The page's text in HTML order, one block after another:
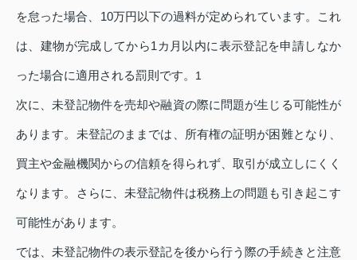
を怠った場合、10万円以下の過料が定められています。これ
は、建物が完成してから1カ月以内に表示登記を申請しなか
った場合に適用される罰則です。 1
次に、未登記物件を売却や融資の際に問題が生じる可能性が
あります。未登記のままでは、所有権の証明が困難となり、
買主や金融機関からの信頼を得られず、取引が成立しにくく
なります。さらに、未登記物件は税務上の問題も引き起こす
可能性があります。
では、未登記物件の表示登記を後から行う際の手続きと注意